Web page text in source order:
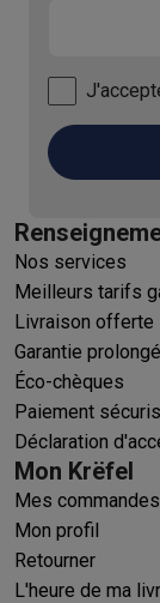
Nos services
Meilleurs tarifs
Livraison offerte
Garantie
Éco-chèques
Paiement
Déclaration
Mon Krëfel
Mes commandes
Mon profil
Retourner
L'heure de ma